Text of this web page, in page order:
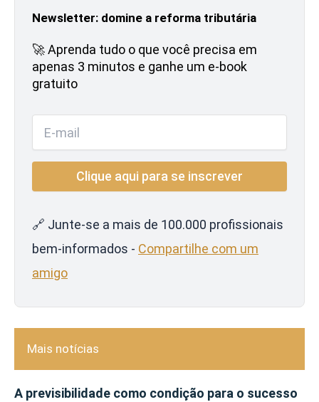
Newsletter: domine a reforma tributária
🚀 Aprenda tudo o que você precisa em
apenas 3 minutos e ganhe um e-book
gratuito
🔗 Junte-se a mais de 100.000 profissionais
bem-informados - Compartilhe com um
amigo
Mais notícias
A previsibilidade como condição para o sucesso